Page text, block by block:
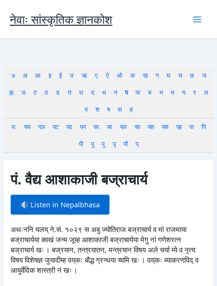
content
नेवाः सांस्कृतिक ज्ञानकोश
७ अ आ इ ई उ ऋ ए ऐ ओ क ख ग घ च छ
ज
झ
ञ ट ठ ड त थ द ध न प फ ब भ म य र
ल
व
श ष स
ह
पः
पच पञ पट पद पन पप पर पल पव पश पस पह पा
पि
पी
पु पू पृ पौ प्
पं. वैद्य आशाकाजी बज्राचार्य
Listen in Nepalbhasa
अथःननि यलय् ने.सं. १०२९ स अबु ज्योतिराज बज्राचार्य व मां राजमाया
बज्राचार्यया क्वखं जन्म जूम्ह आशाकाजी बज्राचार्यया मेगु नां गणेशरत्न
बज्राचार्य खः । बज्रयान, तन्त्रयातन, मन्त्रयान विषय अले चर्या म्ये व नृत्य
विषय विशेषज्ञ जुयादीम्ह वय्‌कः बौद्ध ग्रन्थया च्वमि खः । वय्‌कः ब्याकरणविद् व
आयुर्वेदिक शास्त्री नं खः ।